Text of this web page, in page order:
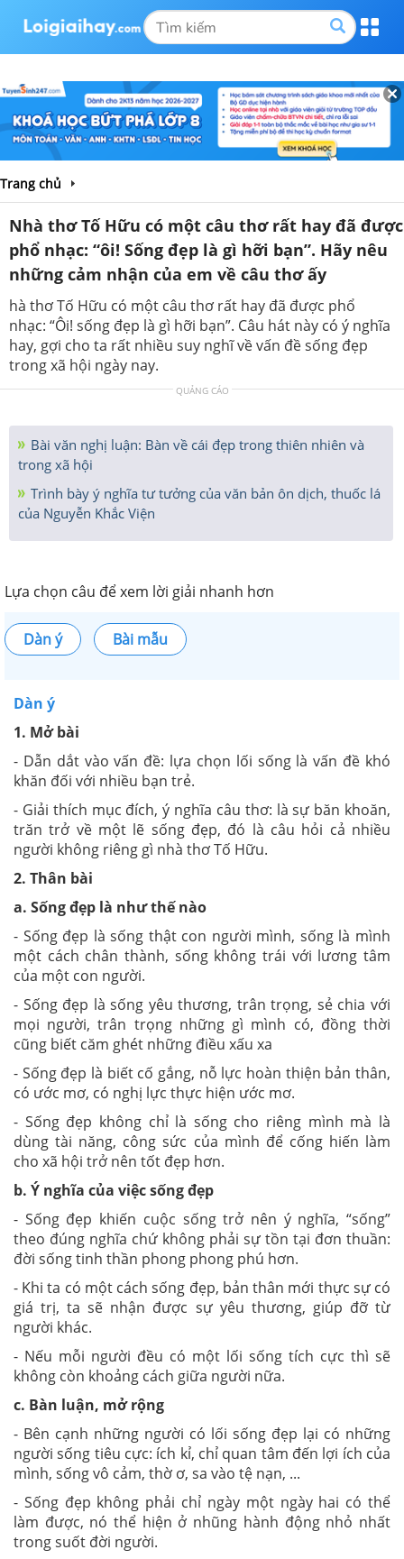
Trang chủ
Nhà thơ Tố Hữu có một câu thơ rất hay đã được
phổ nhạc: “ôi! Sống đẹp là gì hỡi bạn”. Hãy nêu
những cảm nhận của em về câu thơ ấy
hà thơ Tố Hữu có một câu thơ rất hay đã được phổ
nhạc: “Ôi! sống đẹp là gì hỡi bạn”. Câu hát này có ý nghĩa
hay, gợi cho ta rất nhiều suy nghĩ về vấn đề sống đẹp
trong xã hội ngày nay.
QUẢNG CÁO
Bài văn nghị luận: Bàn về cái đẹp trong thiên nhiên và
trong xã hội
Trình bày ý nghĩa tư tưởng của văn bản ôn dịch, thuốc lá
của Nguyễn Khắc Viện
Lựa chọn câu để xem lời giải nhanh hơn
Dàn ý Bài mẫu
Dàn ý
1. Mở bài
- Dẫn dắt vào vấn đề: lựa chọn lối sống là vấn đề khó
khăn đối với nhiều bạn trẻ.
- Giải thích mục đích, ý nghĩa câu thơ: là sự băn khoăn,
trăn trở về một lẽ sống đẹp, đó là câu hỏi cả nhiều
người không riêng gì nhà thơ Tố Hữu.
2. Thân bài
a. Sống đẹp là như thế nào
- Sống đẹp là sống thật con người mình, sống là mình
một cách chân thành, sống không trái với lương tâm
của một con người.
- Sống đẹp là sống yêu thương, trân trọng, sẻ chia với
mọi người, trân trọng những gì mình có, đồng thời
cũng biết căm ghét những điều xấu xa
- Sống đẹp là biết cố gắng, nỗ lực hoàn thiện bản thân,
có ước mơ, có nghị lực thực hiện ước mơ.
- Sống đẹp không chỉ là sống cho riêng mình mà là
dùng tài năng, công sức của mình để cống hiến làm
cho xã hội trở nên tốt đẹp hơn.
b. Ý nghĩa của việc sống đẹp
- Sống đẹp khiến cuộc sống trở nên ý nghĩa, “sống”
theo đúng nghĩa chứ không phải sự tồn tại đơn thuần:
đời sống tinh thần phong phong phú hơn.
- Khi ta có một cách sống đẹp, bản thân mới thực sự có
giá trị, ta sẽ nhận được sự yêu thương, giúp đỡ từ
người khác.
- Nếu mỗi người đều có một lối sống tích cực thì sẽ
không còn khoảng cách giữa người nữa.
c. Bàn luận, mở rộng
- Bên cạnh những người có lối sống đẹp lại có những
người sống tiêu cực: ích kỉ, chỉ quan tâm đến lợi ích của
mình, sống vô cảm, thờ ơ, sa vào tệ nạn, ...
- Sống đẹp không phải chỉ ngày một ngày hai có thể
làm được, nó thể hiện ở nhũng hành động nhỏ nhất
trong suốt đời người.